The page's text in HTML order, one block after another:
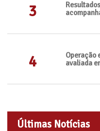
3
4
Operação
avaliada
Últimas Notícias